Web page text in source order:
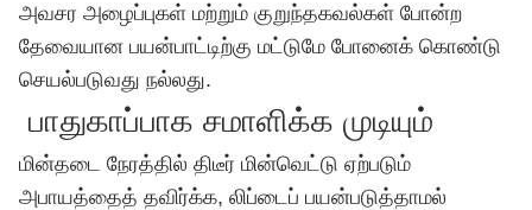
அவசர அழைப்புகள் மற்றும் குறுந்தகவல்கள் போன்ற
தேவையான பயன்பாட்டிற்கு மட்டுமே போனைக் கொண்டு
செயல்படுவது நல்லது.
பாதுகாப்பாக சமாளிக்க முடியும்
மின்தடை நேரத்தில் திடீர் மின்வெட்டு ஏற்படும்
அபாயத்தைத் தவிர்க்க, லிப்டைப் பயன்படுத்தாமல்